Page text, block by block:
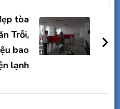
tòa
Trỗi,
bao
lạnh